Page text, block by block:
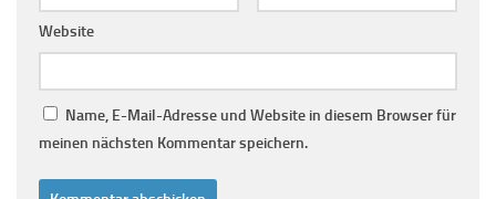
Website
Name, E-Mail-Adresse und Website in diesem Browser für
meinen nächsten Kommentar speichern.